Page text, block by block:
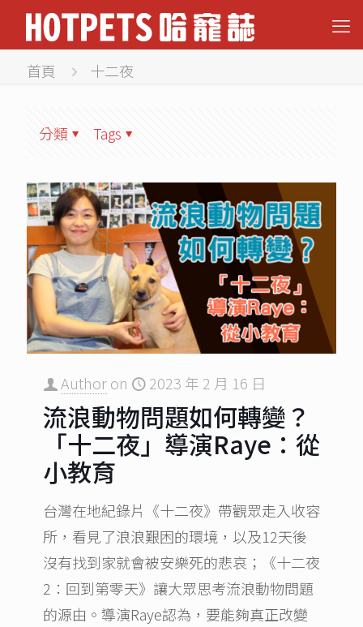
首頁 十二夜
分類 Tags
Authoron 2023 年 2 月 16 日
流浪動物問題如何轉變？
「十二夜」導演Raye：從
小教育
台灣在地紀錄片《十二夜》帶觀眾走入收容
所，看見了浪浪艱困的環境，以及12天後
沒有找到家就會被安樂死的悲哀；《十二夜
2：回到第零天》讓大眾思考流浪動物問題
的源由。導演Raye認為，要能夠真正改變